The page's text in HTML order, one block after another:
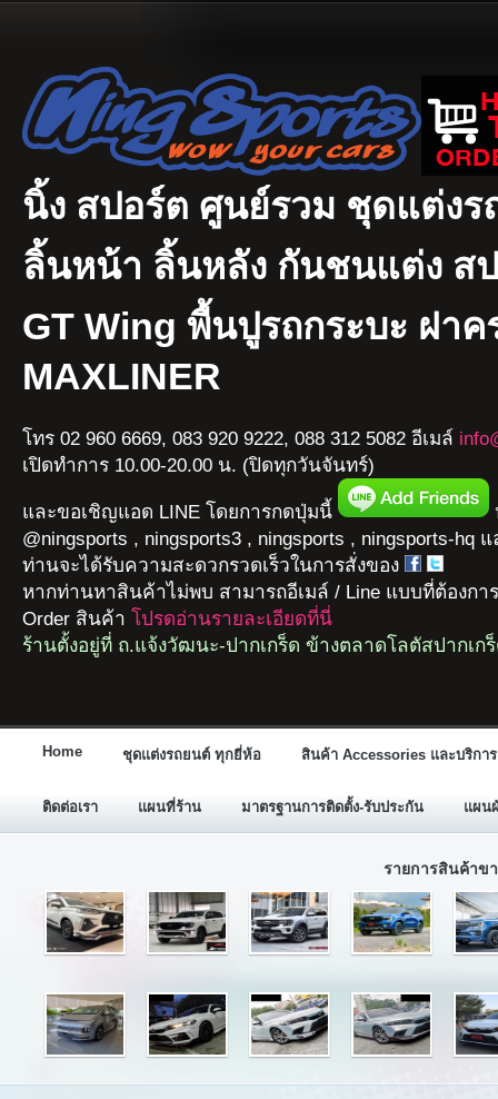
นิ้ง สปอร์ต ศูนย์รวม ชุดแต่งร
ลิ้นหน้า ลิ้นหลัง กันชนแต่ง สป
GT Wing พื้นปูรถกระบะ ฝาค
MAXLINER
โทร 02 960 6669, 083 920 9222, 088 312 5082 อีเมล์
เปิดทำการ 10.00-20.00 น. (ปิดทุกวันจันทร์)
และขอเชิญแอด LINE โดยการกดปุ่มนี้
@ningsports , ningsports3 , ningsports , ningsports-hq
ท่านจะได้รับความสะดวกรวดเร็วในการสั่งของ
หากท่านหาสินค้าไม่พบ สามารถอีเมล์ / Line แบบที่ต้องกา
Order สินค้า โปรดอ่านรายละเอียดที่นี่
ร้านตั้งอยู่ที่ ถ.แจ้งวัฒนะ-ปากเกร็ด ข้างตลาดโลตัสปากเก
Home ชุดแต่งรถยนต์ ทุกยี่ห้อ สินค้า Accessories และบริการ
ติดต่อเรา แผนที่ร้าน มาตรฐานการติดตั้ง-รับประกัน แผน
รายการสินค้าข